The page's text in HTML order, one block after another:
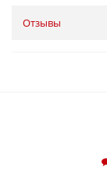
Отзывы